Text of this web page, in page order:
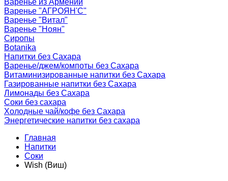
Варенье из Армении
Варенье "АГРОЯН'С"
Варенье "Витал"
Варенье "Ноян"
Сиропы
Botanika
Напитки без Сахара
Варенье/джем/компоты без Сахара
Витаминизированные напитки без Сахара
Газированные напитки без Сахара
Лимонады без Сахара
Соки без сахара
Холодные чай/кофе без Сахара
Энергетические напитки без сахара
Главная
Напитки
Соки
Wish (Виш)